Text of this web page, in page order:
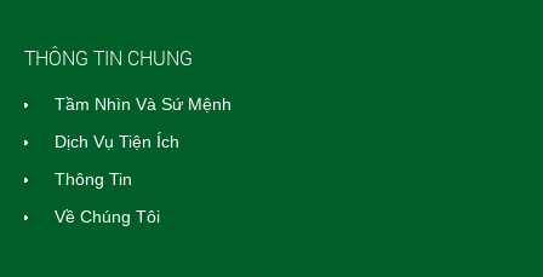
THÔNG TIN CHUNG
Tầm Nhìn Và Sứ Mệnh
Dịch Vụ Tiện Ích
Thông Tin
Về Chúng Tôi